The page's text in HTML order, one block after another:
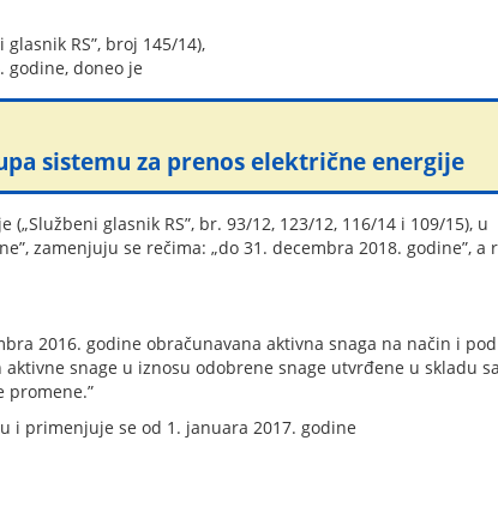
RS”, broj 145/14),
godine, doneo je
sistemu za prenos električne energije
glasnik RS”, br. 93/12, 123/12, 116/14 i 109/15), u
zamenjuju se rečima: „do 31. decembra 2018. godine”, a
2016. godine obračunavana aktivna snaga na način i pod
snage u iznosu odobrene snage utvrđene u skladu sa
promene.”
i primenjuje se od 1. januara 2017. godine